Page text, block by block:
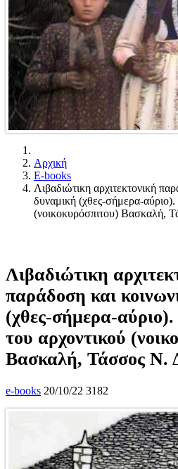
Αρχική
E-books
Λιβαδιώτικη αρχιτεκτονική
δυναμική (χθες-σήμερα-
(νοικοκυρόσπιτου) Βασκαλή,
Λιβαδιώτικη
παράδοση και
(χθες-σήμερα-
του αρχοντικού
Βασκαλή, Τάσσος Ν.
e-books 20/10/22 3182